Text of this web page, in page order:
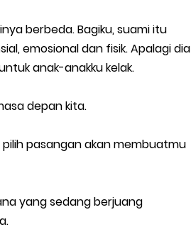
berbeda. Bagiku, suami itu
emosional dan fisik. Apalagi dia
anak-anakku kelak.
depan kita.
pilih pasangan akan membuatmu
yang sedang berjuang